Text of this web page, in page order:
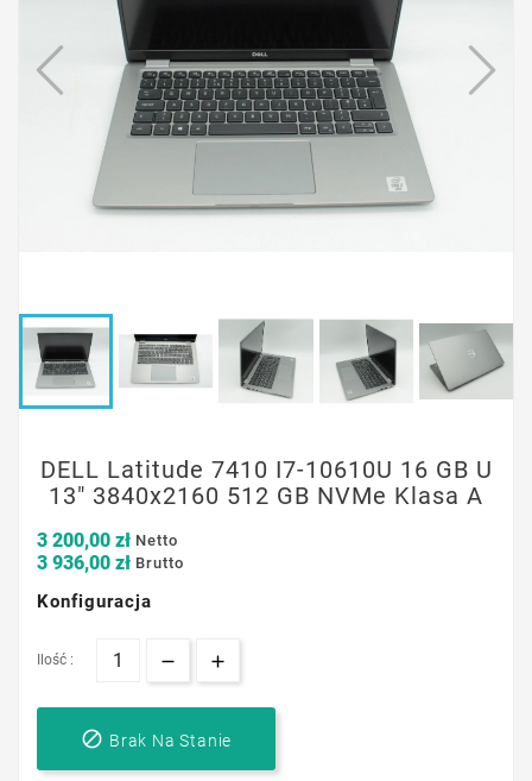
DELL Latitude 7410 I7-10610U 16 GB U
13" 3840x2160 512 GB NVMe Klasa A
3 200,00 zł Netto
3 936,00 zł Brutto
Konfiguracja
Ilość :
 Brak Na Stanie